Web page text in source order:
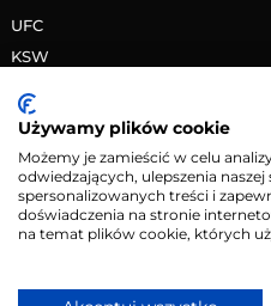
UFC
KSW
PRIME MMA
Żużlowa Ekstraliga
Speedway Grand Prix
Skoki narciarskie
Używamy plików cookie
Możemy je zamieścić w celu
odwiedzających, ulepszenia
spersonalizowanych treści i
doświadczenia na stronie
na temat plików cookie, których